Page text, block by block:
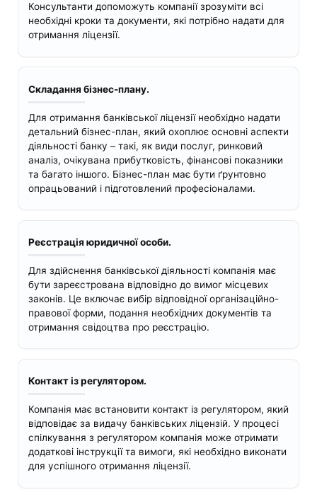
Консультанти допоможуть компанії зрозуміти всі
необхідні кроки та документи, які потрібно надати для
отримання ліцензії.
Складання бізнес-плану.
Для отримання банківської ліцензії необхідно надати
детальний бізнес-план, який охоплює основні аспекти
діяльності банку – такі, як види послуг, ринковий
аналіз, очікувана прибутковість, фінансові показники
та багато іншого. Бізнес-план має бути ґрунтовно
опрацьований і підготовлений професіоналами.
Реєстрація юридичної особи.
Для здійснення банківської діяльності компанія має
бути зареєстрована відповідно до вимог місцевих
законів. Це включає вибір відповідної організаційно-
правової форми, подання необхідних документів та
отримання свідоцтва про реєстрацію.
Контакт із регулятором.
Компанія має встановити контакт із регулятором, який
відповідає за видачу банківських ліцензій. У процесі
спілкування з регулятором компанія може отримати
додаткові інструкції та вимоги, які необхідно виконати
для успішного отримання ліцензії.